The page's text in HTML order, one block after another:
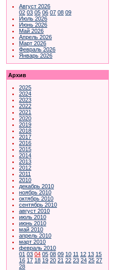
Август 2026
02 03 05 06 07 08 09
Июль 2026
Июнь 2026
Май 2026
Апрель 2026
Март 2026
Февраль 2026
Январь 2026
Архив
2025
2024
2023
2022
2021
2020
2019
2018
2017
2016
2015
2014
2013
2012
2011
2010
декабрь 2010
ноябрь 2010
октябрь 2010
сентябрь 2010
август 2010
июль 2010
июнь 2010
май 2010
апрель 2010
март 2010
февраль 2010
01 03 04 05 08 09 10 11 12 13 15
16 17 18 19 20 21 22 23 24 25 27
28